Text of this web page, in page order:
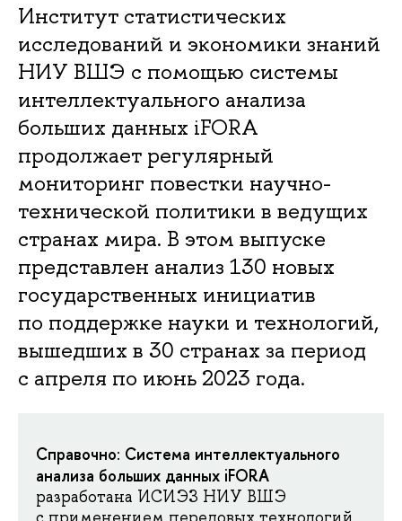
Институт статистических
исследований и экономики знаний
НИУ ВШЭ с помощью системы
интеллектуального анализа
больших данных iFORA
продолжает регулярный
мониторинг повестки научно-
технической политики в ведущих
странах мира. В этом выпуске
представлен анализ 130 новых
государственных инициатив
по поддержке науки и технологий,
вышедших в 30 странах за период
с апреля по июнь 2023 года.
Справочно: Система интеллектуального
анализа больших данных iFORA
разработана ИСИЭЗ НИУ ВШЭ